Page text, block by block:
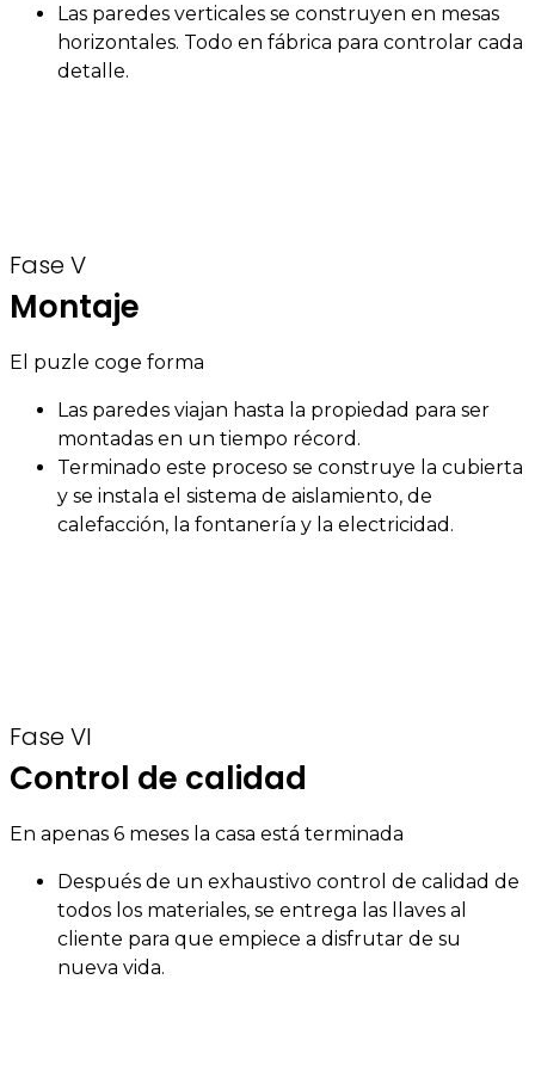
Las paredes verticales se construyen en mesas
horizontales. Todo en fábrica para controlar cada
detalle.
Fase V
Montaje
El puzle coge forma
Las paredes viajan hasta la propiedad para ser
montadas en un tiempo récord.
Terminado este proceso se construye la cubierta
y se instala el sistema de aislamiento, de
calefacción, la fontanería y la electricidad.
Fase VI
Control de calidad
En apenas 6 meses la casa está terminada
Después de un exhaustivo control de calidad de
todos los materiales, se entrega las llaves al
cliente para que empiece a disfrutar de su
nueva vida.